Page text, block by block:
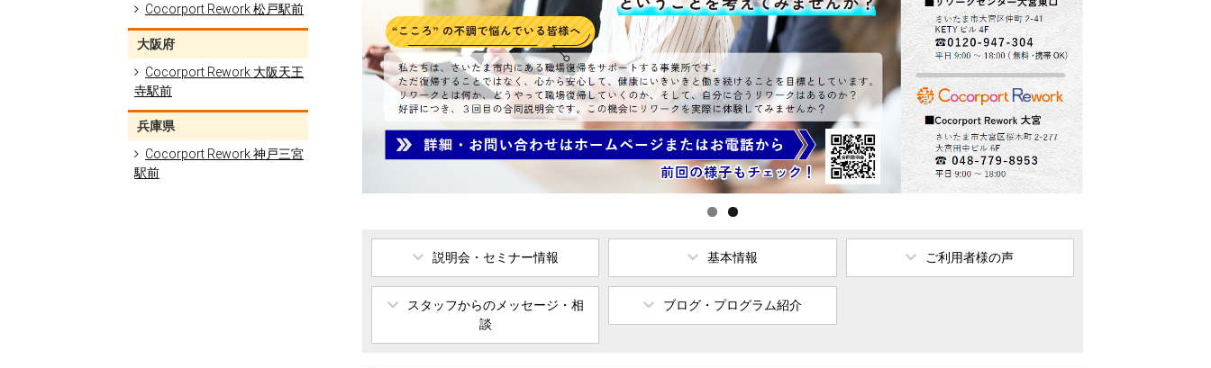
説明会・セミナー情報 基本情報 ご利用者様の声
スタッフからのメッセージ・相
談
ブログ・プログラム紹介
Cocorport Rework 松戸駅前
大阪府
Cocorport Rework 大阪天王
寺駅前
兵庫県
Cocorport Rework 神戸三宮
駅前